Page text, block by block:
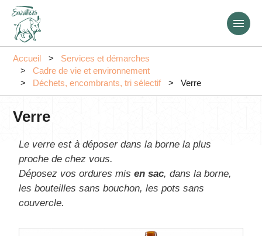
Accueil
Services et démarches
Cadre de vie et environnement
Déchets, encombrants, tri sélectif
Verre
Verre
Le verre est à déposer dans la borne la plus
proche de chez vous.
Déposez vos ordures misen sac, dans la borne,
les bouteilles sans bouchon, les pots sans
couvercle.